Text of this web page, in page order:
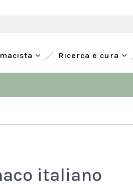
Ricerca e cura
italiano